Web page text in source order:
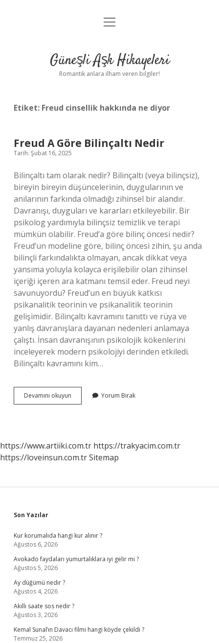
Anasayfa
Yasal Uyarı
menüyü
Güneşli Aşk Hikayeleri
Romantik anlara ilham veren bilgiler!
Etiket: Freud cinsellik hakkında ne diyor
Freud A Göre Bilinçaltı Nedir
Tarih: Şubat 16, 2025
Bilinçaltı tam olarak nedir? Bilinçaltı (veya bilinçsiz),
bireyin bireyin düşüncelerinin, duygularının ve
anılarının farkında olmadığı zihinsel bir alandır.
Davranışı, duyguları ve kararları etkileyebilir. Bir
psikolog yardımıyla bilinçsiz temizlik ve terapi
mümkün olabilir. Freud’a göre bilinç öncesi nedir?
Freud’un modeline göre, bilinç öncesi zihin, şu anda
bilinçli farkındalıkta olmayan, ancak dikkat veya
yansıma yoluyla kolayca erişilebilir olan zihinsel
içeriği içeren ara katmanı temsil eder. Freud neyi
savunuyordu? Freud’un en büyük katkısı
psikanalitik teorinin ve psikanalitik teorinin
gelişimidir. Bilinçaltı kavramını tanıttı ve rüya ve
yanlış davranışlara dayanan nedenleri anlamaya
çalıştı. İnsan davranışının psikolojik kökenlerini
inceleyerek modern psikolojiyi derinden etkiledi.
Bilinçaltı kavramını kim…
Devamını okuyun
A
Yorum Bırak
https://www.artiiki.com.tr https://trakyacim.com.tr
https://loveinsun.com.trSitemap
Sidebar
Son Yazılar
Kur korumalıda hangi kur alınır ?
Ağustos 6, 2026
Avokado faydaları yumurtalıklara iyi gelir mi ?
Ağustos 5, 2026
Ay düğümü nedir ?
Ağustos 4, 2026
Akıllı saate sos nedir ?
Ağustos 3, 2026
Kemal Sunal’ın Davacı filmi hangi köyde çekildi ?
Temmuz 25, 2026